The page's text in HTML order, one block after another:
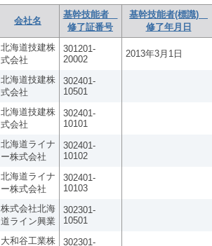
会社名
基幹技能者
修了証番号
基幹技能者(標識)
修了年月日
北海道技建株
式会社
301201-
20002
2013年3月1日
北海道技建株
式会社
302401-
10501
北海道技建株
式会社
302401-
10101
北海道ライナ
ー株式会社
302401-
10102
北海道ライナ
ー株式会社
302401-
10103
株式会社北海
道ライン興業
302301-
10501
大和谷工業株
302301-